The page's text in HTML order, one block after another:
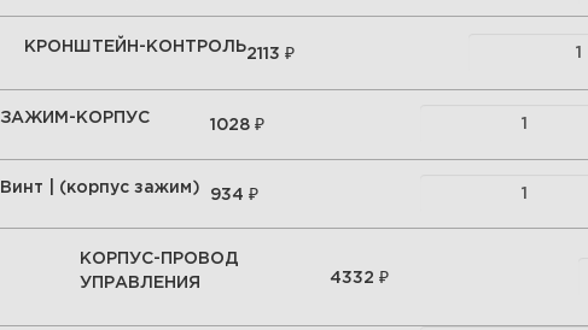
КРОНШТЕЙН-КОНТРОЛЬ2113 ₽
ЗАЖИМ-КОРПУС 1028 ₽
Винт | (корпус зажим) 934 ₽
КОРПУС-ПРОВОД
УПРАВЛЕНИЯ
4332 ₽